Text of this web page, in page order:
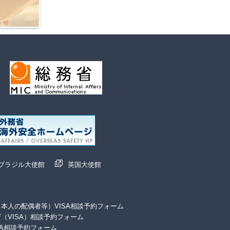
ラジル大使館 英国大使館
人の配偶者等）VISA相談予約フォーム
VISA）相談予約フォーム
相談予約フォーム